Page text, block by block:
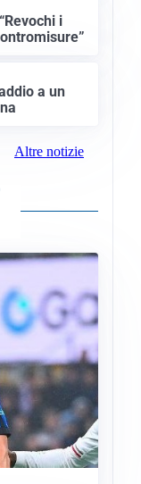
i
a un
Altre notizie